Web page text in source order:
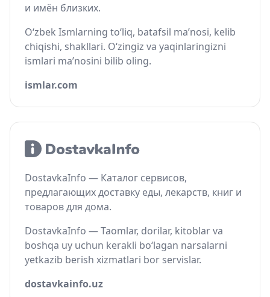
и имён близких.
O‘zbek Ismlarning to‘liq, batafsil ma’nosi, kelib
chiqishi, shakllari. O‘zingiz va yaqinlaringizni
ismlari ma’nosini bilib oling.
ismlar.com
DostavkaInfo — Каталог сервисов,
предлагающих доставку еды, лекарств, книг и
товаров для дома.
DostavkaInfo — Taomlar, dorilar, kitoblar va
boshqa uy uchun kerakli bo‘lagan narsalarni
yetkazib berish xizmatlari bor servislar.
dostavkainfo.uz